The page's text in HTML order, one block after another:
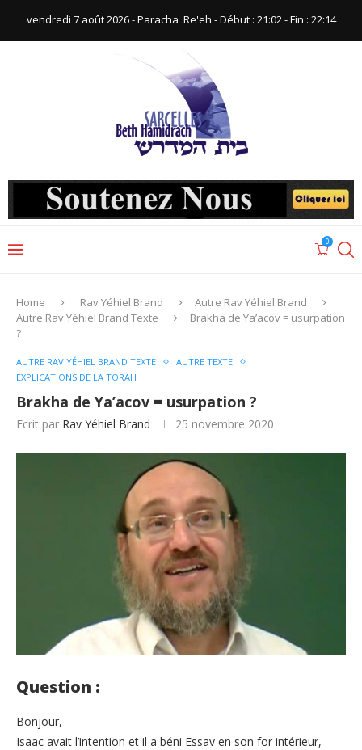
vendredi 7 août 2026 - Paracha ‪ Re'eh‬ - Début : 21:02‬ - Fin : ‪22:14‬
0
Home Rav Yéhiel Brand
Autre Rav Yéhiel Brand
Autre Rav Yéhiel Brand Texte
Brakha de Ya’acov = usurpation
?
AUTRE RAV YÉHIEL BRAND TEXTE
AUTRE TEXTE
EXPLICATIONS DE LA TORAH
Brakha de Ya’acov = usurpation ?
Ecrit par Rav Yéhiel Brand 25 novembre 2020
Question :
Bonjour,
Isaac avait l’intention et il a béni Essav en son for intérieur,